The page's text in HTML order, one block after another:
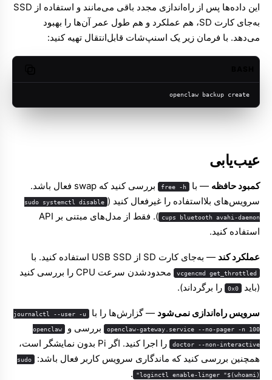
این داده‌ها پس از راه‌اندازی مجدد باقی می‌مانند و استفاده از SSD
به‌جای کارت SD، هم عملکرد و هم طول عمر آن‌ها را بهبود
می‌دهد. با فرمان زیر یک اسنپ‌شات قابل‌انتقال تهیه کنید:
openclaw backup create
عیب‌یابی
کمبود حافظه — با free -h
بررسی کنید که swap فعال باشد.
سرویس‌های بلااستفاده را غیرفعال کنید ( sudo systemctl disable
cups bluetooth avahi-daemon
). فقط از مدل‌های مبتنی بر API
استفاده کنید.
عملکرد کند — به‌جای کارت SD از USB SSD استفاده کنید. با
vcgencmd get_throttled
محدودشدن سرعت CPU را بررسی کنید
(باید
0x0 را برگرداند).
سرویس راه‌اندازی نمی‌شود — گزارش‌ها را با journalctl --user -u
openclaw-gateway.service --no-pager -n 100 بررسی و openclaw
doctor --non-interactive
را اجرا کنید. اگر Pi بدون نمایشگر است،
همچنین بررسی کنید که ماندگاری سرویس کاربر فعال باشد:
sudo
loginctl enable-linger "$(whoami)"
.